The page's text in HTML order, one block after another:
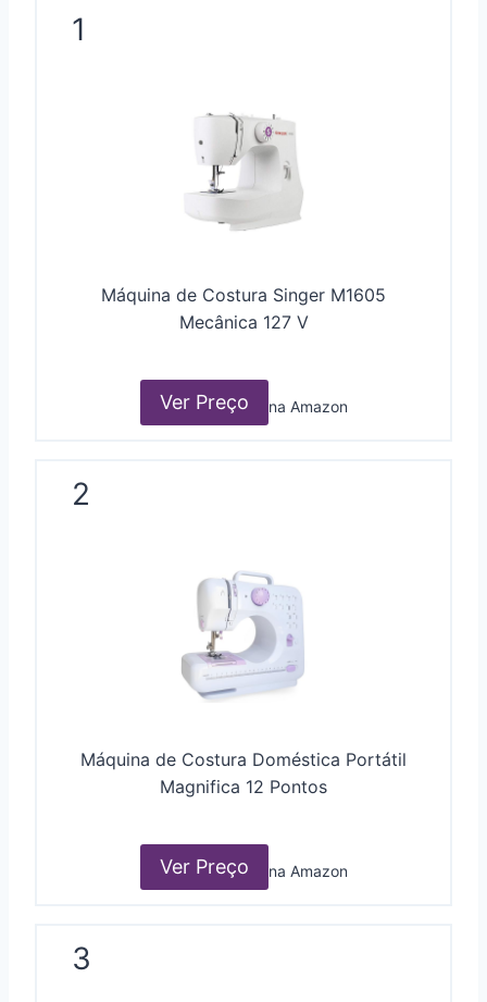
1
Máquina de Costura Singer M1605
Mecânica 127 V
Ver Preço na Amazon
2
Máquina de Costura Doméstica Portátil
Magnifica 12 Pontos
Ver Preço na Amazon
3